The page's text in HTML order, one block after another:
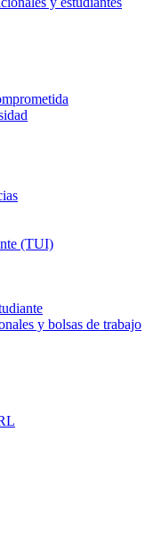
(TUI)
y bolsas de trabajo